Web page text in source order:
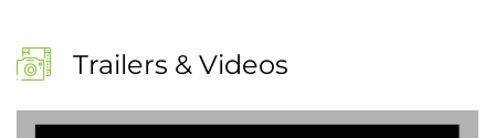
Trailers & Videos